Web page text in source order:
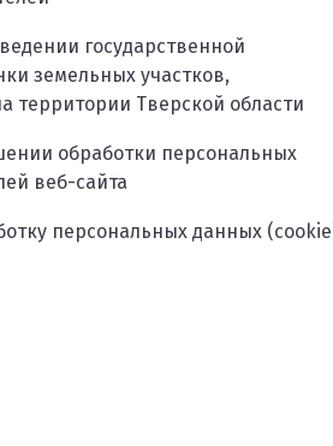
государственной
земельных участков,
территории Тверской области
обработки персональных
веб-сайта
персональных данных